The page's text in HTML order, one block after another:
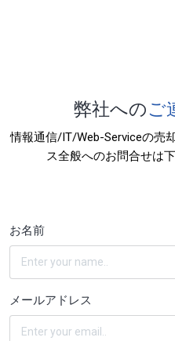
弊社へのご
情報通信/IT/Web-Serviceの売
ス全般へのお問合せは
お名前
メールアドレス